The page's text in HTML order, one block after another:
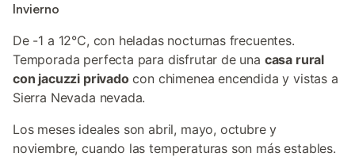
Invierno
De -1 a 12°C, con heladas nocturnas frecuentes.
Temporada perfecta para disfrutar de una casa rural
con jacuzzi privadocon chimenea encendida y vistas a
Sierra Nevada nevada.
Los meses ideales son abril, mayo, octubre y
noviembre, cuando las temperaturas son más estables.